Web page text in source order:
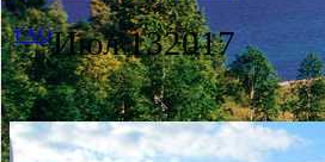
FAQИюл 132017